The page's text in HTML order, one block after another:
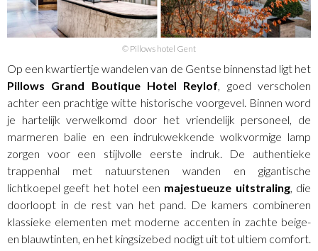
© Pillows hotel Gent
Op een kwartiertje wandelen van de Gentse binnenstad ligt het
Pillows Grand Boutique Hotel Reylof, goed verscholen
achter een prachtige witte historische voorgevel. Binnen word
je hartelijk verwelkomd door het vriendelijk personeel, de
marmeren balie en een indrukwekkende wolkvormige lamp
zorgen voor een stijlvolle eerste indruk. De authentieke
trappenhal met natuurstenen wanden en gigantische
lichtkoepel geeft het hotel een majestueuze uitstraling, die
doorloopt in de rest van het pand. De kamers combineren
klassieke elementen met moderne accenten in zachte beige-
en blauwtinten, en het kingsizebed nodigt uit tot ultiem comfort.